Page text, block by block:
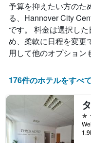
予算を抑えたい方のた
る、Hannover City
です。 料金は選択し
め、柔軟に日程を変更
用して他のオプション
176件のホテルをすべ
2